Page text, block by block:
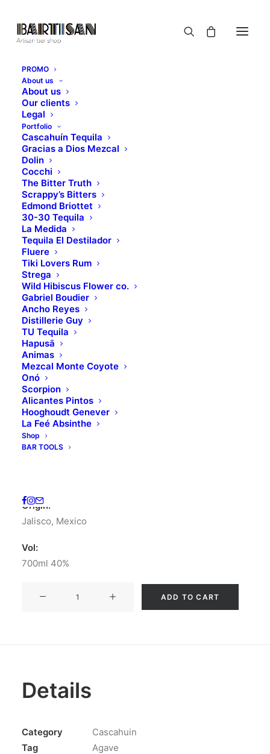
PROMO
About us
About us
Our clients
Legal
Portfolio
Cascahuín Tequila
Gracias a Dios Mezcal
Dolin
Cocchi
The Bitter Truth
Scrappy’s Bitters
Edmond Briottet
30-30 Tequila
La Medida
Tequila El Destilador
Fluere
Tiki Lovers Rum
Strega
Wild Hibiscus Flower co.
Gabriel Boudier
Ancho Reyes
Distillerie Guy
TU Tequila
Hapusā
Animas
Mezcal Monte Coyote
Onó
Scorpion
Alicantes Pintos
Hooghoudt Genever
La Feé Absinthe
Shop
BAR TOOLS
Home Cascahuin
CASCAHUÍN TEQUILA
AÑEJO
Origin:
Jalisco, Mexico
Vol:
700ml 40%
ADD TO CART
Details
Category
Cascahuin
Tag
Agave